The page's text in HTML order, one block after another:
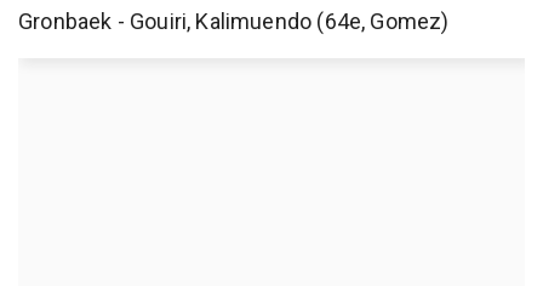
Gronbaek - Gouiri, Kalimuendo (64e, Gomez)